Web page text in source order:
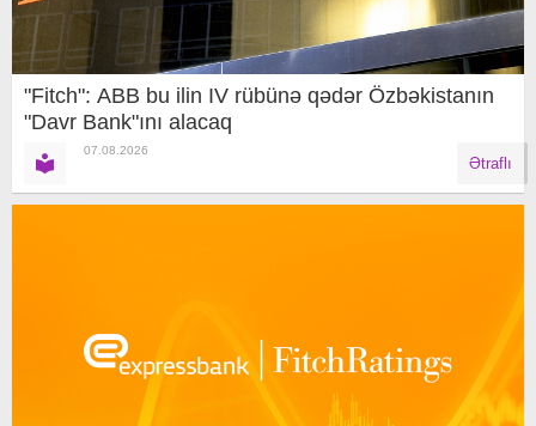
"Fitch": ABB bu ilin IV rübünə qədər Özbəkistanın
"Davr Bank"ını alacaq
07.08.2026
Ətraflı